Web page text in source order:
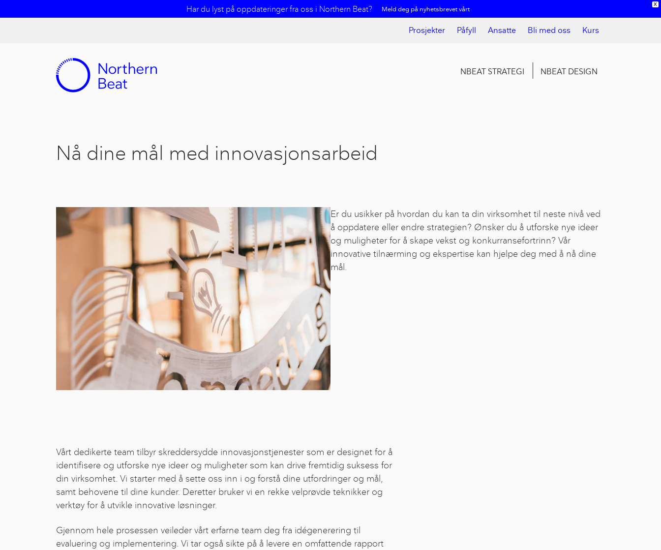
X
Har du lyst på oppdateringer fra oss i Northern Beat? Meld deg på nyhetsbrevet vårt
Prosjekter Påfyll Ansatte Bli med oss Kurs
NBEAT STRATEGI NBEAT DESIGN
Nå dine mål med innovasjonsarbeid
Er du usikker på hvordan du kan ta din virksomhet til neste nivå ved
å oppdatere eller endre strategien? Ønsker du å utforske nye ideer
og muligheter for å skape vekst og konkurransefortrinn? Vår
innovative tilnærming og ekspertise kan hjelpe deg med å nå dine
mål.
Vårt dedikerte team tilbyr skreddersydde innovasjonstjenester som er designet for å
identifisere og utforske nye ideer og muligheter som kan drive fremtidig suksess for
din virksomhet. Vi starter med å sette oss inn i og forstå dine utfordringer og mål,
samt behovene til dine kunder. Deretter bruker vi en rekke velprøvde teknikker og
verktøy for å utvikle innovative løsninger.
Gjennom hele prosessen veileder vårt erfarne team deg fra idégenerering til
evaluering og implementering. Vi tar også sikte på å levere en omfattende rapport